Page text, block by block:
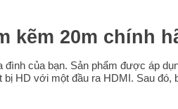
kẽm 20m chính
của bạn. Sản phẩm được áp
HD với một đầu ra HDMI. Sau